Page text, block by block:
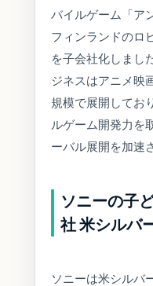
バイルゲーム「ア
フィンランドのロ
を子会社化しまし
ジネスはアニメ映
規模で展開してお
ルゲーム開発力を
ーバル展開を加速
ソニーの子
社 米シルバ
ソニーは米シルバ